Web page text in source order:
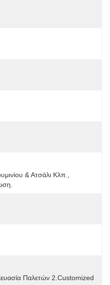
& Ατσάλι Κλπ.,
Παλετών 2.Customized